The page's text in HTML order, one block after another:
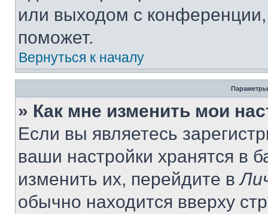
или выходом с
поможет.
Вернуться к началу
Параметры
» Как мне изменить мои
Если вы являетесь
ваши настройки хранятся в
изменить их, перейдите в
обычно находится вверху